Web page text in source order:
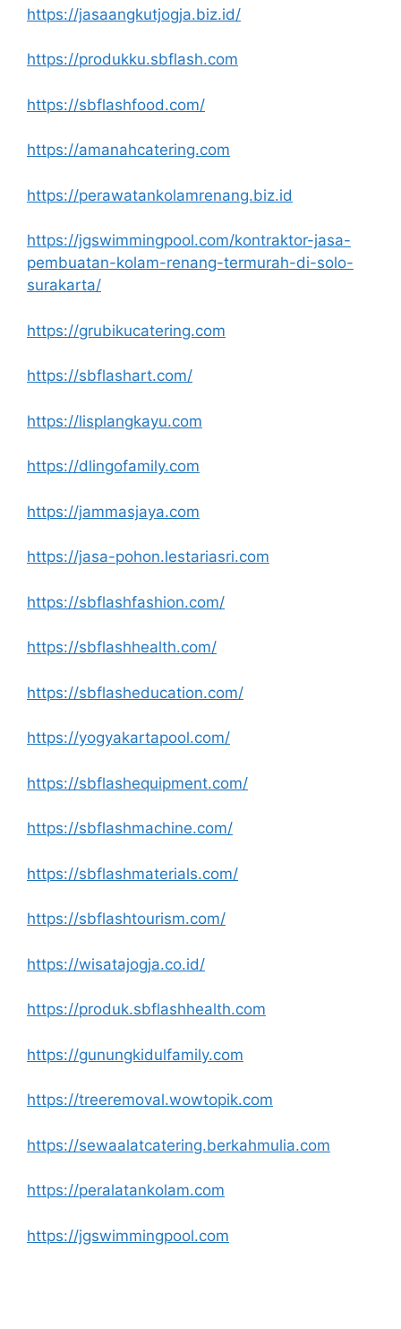
https://jasaangkutjogja.biz.id/
https://produkku.sbflash.com
https://sbflashfood.com/
https://amanahcatering.com
https://perawatankolamrenang.biz.id
https://jgswimmingpool.com/kontraktor-jasa-
pembuatan-kolam-renang-termurah-di-solo-
surakarta/
https://grubikucatering.com
https://sbflashart.com/
https://lisplangkayu.com
https://dlingofamily.com
https://jammasjaya.com
https://jasa-pohon.lestariasri.com
https://sbflashfashion.com/
https://sbflashhealth.com/
https://sbflasheducation.com/
https://yogyakartapool.com/
https://sbflashequipment.com/
https://sbflashmachine.com/
https://sbflashmaterials.com/
https://sbflashtourism.com/
https://wisatajogja.co.id/
https://produk.sbflashhealth.com
https://gunungkidulfamily.com
https://treeremoval.wowtopik.com
https://sewaalatcatering.berkahmulia.com
https://peralatankolam.com
https://jgswimmingpool.com